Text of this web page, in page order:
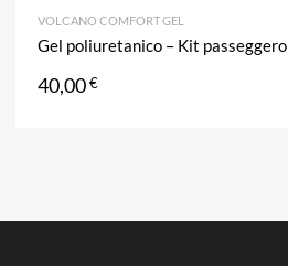
VOLCANO COMFORT GEL
Gel poliuretanico – Kit passeggero
40,00€